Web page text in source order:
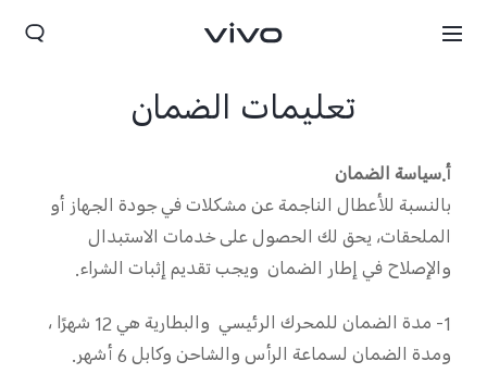
Jordan | حدد البلد/المنطقة
تعلیمات الضمان
أ.سياسة الضمان
بالنسبة للأعطال الناجمة عن مشكلات في جودة الجهاز أو
الملحقات، يحق لك الحصول على خدمات الاستبدال
والإصلاح في إطار الضمان ويجب تقديم إثبات الشراء.
1- مدة الضمان للمحرك الرئيسي والبطارية هي 12 شهرًا ،
ومدة الضمان لسماعة الرأس والشاحن وكابل 6 أشهر.